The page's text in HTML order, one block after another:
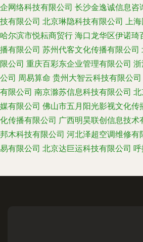
企网络科技有限公司 长沙金逸诚信息咨
技有限公司 北京琳隐科技有限公司 上
哈尔滨市悦耘商贸行 海口龙华区伊诺琦
播有限公司 苏州代客文化传播有限公司
限公司 重庆百彩东企业管理有限公司
公司 周易算命 贵州大智云科技有限公司
有限公司 南京滁苏信息科技有限公司
媒有限公司 佛山市五月阳光影视文化传
化传播有限公司 广西明昊联创信息技术
邦木科技有限公司 河北泽超空调维修有
易有限公司 北京达巨运科技有限公司